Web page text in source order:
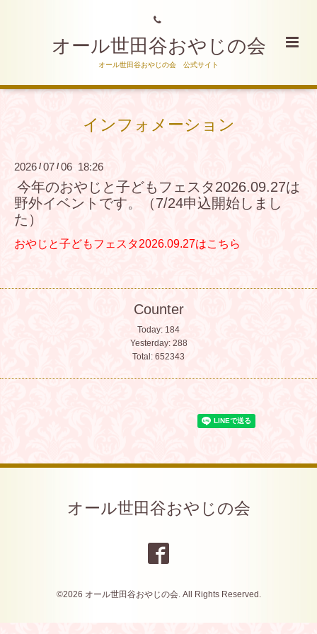
オール世田谷おやじの会
オール世田谷おやじの会 公式サイト
インフォメーション
2026 /07 / 06 18:26
今年のおやじと子どもフェスタ2026.09.27は
野外イベントです。（7/24申込開始しまし
た）
おやじと子どもフェスタ2026.09.27はこちら
Counter
Today: 184
Yesterday: 288
Total: 652343
オール世田谷おやじの会
©2026 オール世田谷おやじの会. All Rights Reserved.